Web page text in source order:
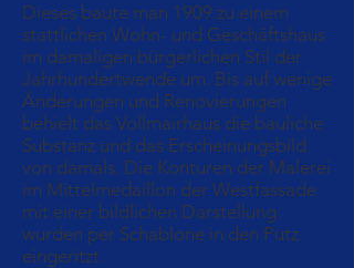
Dieses baute man 1909 zu einem
stattlichen Wohn- und Geschäftshaus
im damaligen bürgerlichen Stil der
Jahrhundertwende um. Bis auf wenige
Änderungen und Renovierungen
behielt das Vollmairhaus die bauliche
Substanz und das Erscheinungsbild
von damals. Die Konturen der Malerei
im Mittelmedaillon der Westfassade
mit einer bildlichen Darstellung
wurden per Schablone in den Putz
eingeritzt.